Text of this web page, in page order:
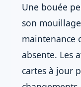
Une bouée
son
maintenance
absente. Les
cartes à jour